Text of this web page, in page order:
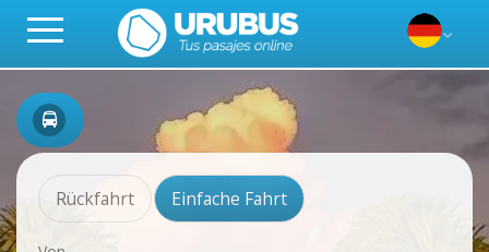
Rückfahrt Einfache Fahrt